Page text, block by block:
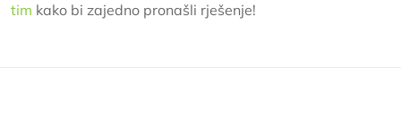
tim kako bi zajedno pronašli rješenje!